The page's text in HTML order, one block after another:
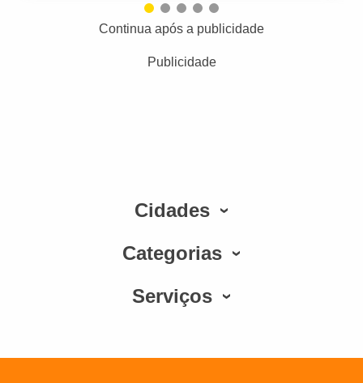
Continua após a publicidade
Publicidade
Cidades
Categorias
Serviços